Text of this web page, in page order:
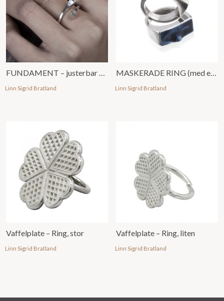
FUNDAMENT – justerbar ring
Linn Sigrid Bratland
MASKERADE RING (med emalje)
Linn Sigrid Bratland
Vaffelplate – Ring, stor
Linn Sigrid Bratland
Vaffelplate – Ring, liten
Linn Sigrid Bratland